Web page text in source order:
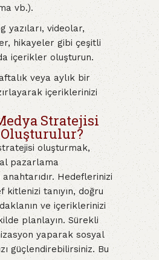
vb.).
yazıları, videolar,
hikayeler gibi çeşitli
içerikler oluşturun.
veya aylık bir
içeriklerinizi
Stratejisi
Oluşturulur?
oluşturmak,
pazarlama
anahtarıdır. Hedeflerinizi
kitlenizi tanıyın, doğru
ve içeriklerinizi
planlayın. Sürekli
yaparak sosyal
güçlendirebilirsiniz. Bu